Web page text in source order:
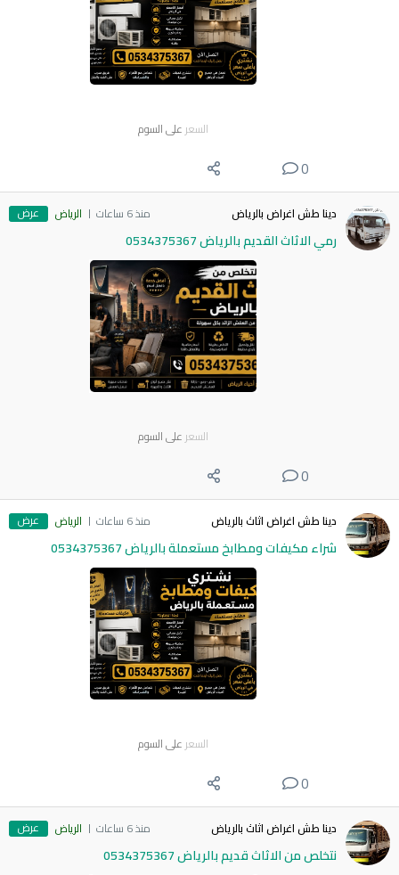
السعر على السوم
0
دينا طش اغراض بالرياض منذ 6 ساعات الرياض عرض
رمي الاثاث القديم بالرياض 0534375367
السعر على السوم
0
دينا طش اغراض اثاث بالرياض منذ 6 ساعات الرياض عرض
شراء مكيفات ومطابخ مستعملة بالرياض 0534375367
السعر على السوم
0
دينا طش اغراض اثاث بالرياض منذ 6 ساعات الرياض عرض
نتخلص من الاثاث قديم بالرياض 0534375367